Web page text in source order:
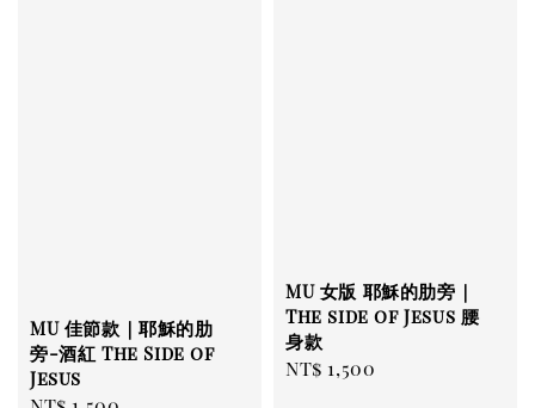
MU 佳節款｜耶穌的肋
旁-酒紅 The Side of
Jesus
MU 女版 耶穌的肋旁｜
The side of Jesus 腰
身款
Regular
NT$ 1,500